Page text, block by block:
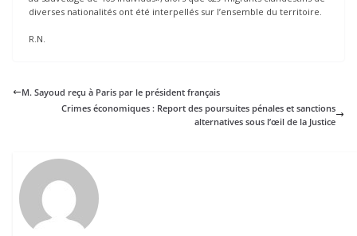
diverses nationalités ont été interpellés sur l’ensemble du territoire.
R.N.
M. Sayoud reçu à Paris par le président français
Crimes économiques : Report des poursuites pénales et sanctions
alternatives sous l’œil de la Justice